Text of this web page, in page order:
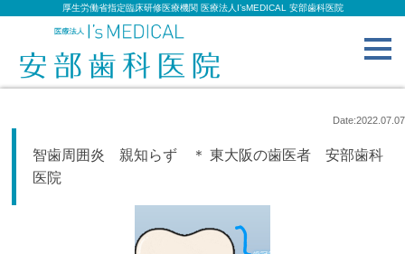
厚生労働省指定臨床研修医療機関 医療法人I’sMEDICAL 安部歯科医院
Date:2022.07.07
智歯周囲炎 親知らず ＊ 東大阪の歯医者 安部歯科
医院